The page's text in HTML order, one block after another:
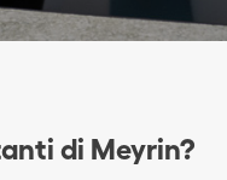
di Meyrin?